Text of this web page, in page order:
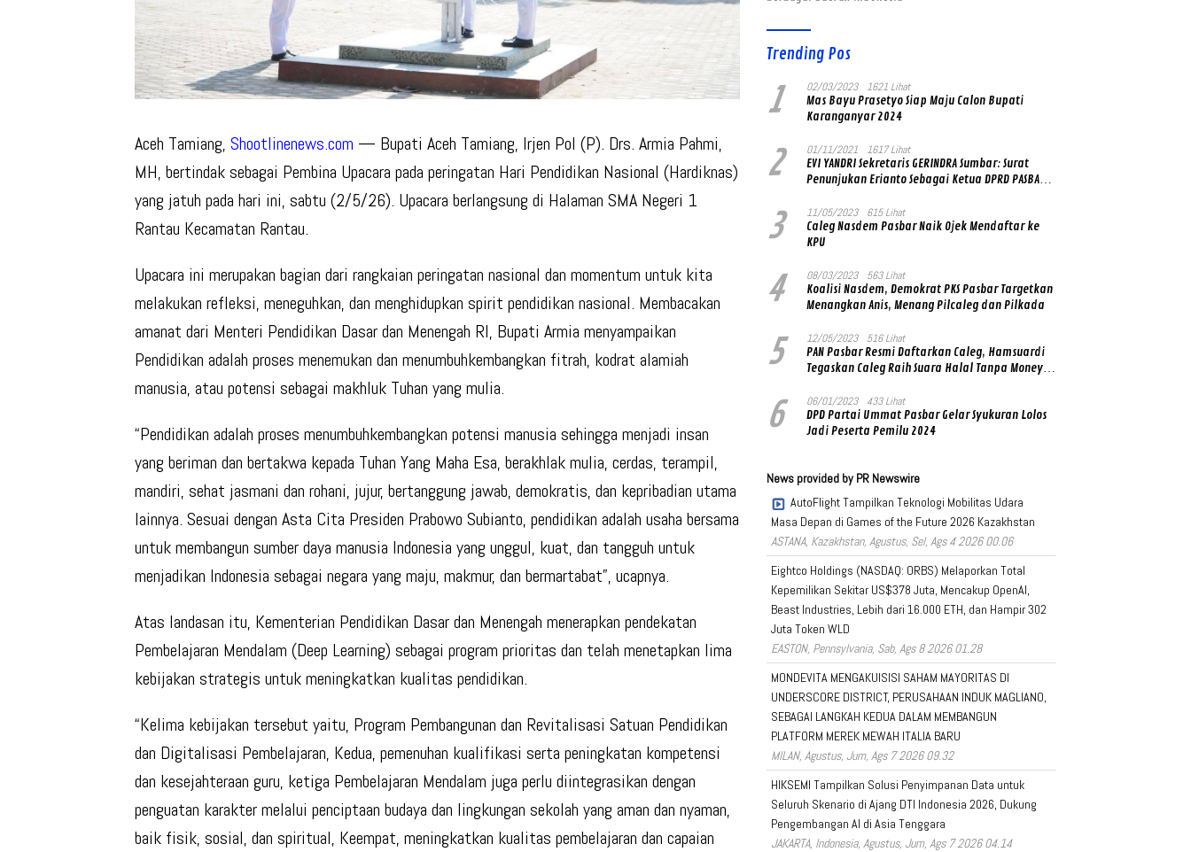
Aceh Tamiang, Shootlinenews.com — Bupati Aceh Tamiang, Irjen Pol (P). Drs. Armia Pahmi,
MH, bertindak sebagai Pembina Upacara pada peringatan Hari Pendidikan Nasional (Hardiknas)
yang jatuh pada hari ini, sabtu (2/5/26). Upacara berlangsung di Halaman SMA Negeri 1
Rantau Kecamatan Rantau.
Upacara ini merupakan bagian dari rangkaian peringatan nasional dan momentum untuk kita
melakukan refleksi, meneguhkan, dan menghidupkan spirit pendidikan nasional. Membacakan
amanat dari Menteri Pendidikan Dasar dan Menengah RI, Bupati Armia menyampaikan
Pendidikan adalah proses menemukan dan menumbuhkembangkan fitrah, kodrat alamiah
manusia, atau potensi sebagai makhluk Tuhan yang mulia.
“Pendidikan adalah proses menumbuhkembangkan potensi manusia sehingga menjadi insan
yang beriman dan bertakwa kepada Tuhan Yang Maha Esa, berakhlak mulia, cerdas, terampil,
mandiri, sehat jasmani dan rohani, jujur, bertanggung jawab, demokratis, dan kepribadian utama
lainnya. Sesuai dengan Asta Cita Presiden Prabowo Subianto, pendidikan adalah usaha bersama
untuk membangun sumber daya manusia Indonesia yang unggul, kuat, dan tangguh untuk
menjadikan Indonesia sebagai negara yang maju, makmur, dan bermartabat”, ucapnya.
Atas landasan itu, Kementerian Pendidikan Dasar dan Menengah menerapkan pendekatan
Pembelajaran Mendalam (Deep Learning) sebagai program prioritas dan telah menetapkan lima
kebijakan strategis untuk meningkatkan kualitas pendidikan.
“Kelima kebijakan tersebut yaitu, Program Pembangunan dan Revitalisasi Satuan Pendidikan
dan Digitalisasi Pembelajaran, Kedua, pemenuhan kualifikasi serta peningkatan kompetensi
dan kesejahteraan guru, ketiga Pembelajaran Mendalam juga perlu diintegrasikan dengan
penguatan karakter melalui penciptaan budaya dan lingkungan sekolah yang aman dan nyaman,
baik fisik, sosial, dan spiritual, Keempat, meningkatkan kualitas pembelajaran dan capaian
Trending Pos
1 02/03/2023 1621 Lihat
Mas Bayu Prasetyo Siap Maju Calon Bupati
Karanganyar 2024
2 01/11/2021 1617 Lihat
EVI YANDRI Sekretaris GERINDRA Sumbar: Surat
Penunjukan Erianto Sebagai Ketua DPRD PASBAR
Prabowo Subianto
3 11/05/2023 615 Lihat
Caleg Nasdem Pasbar Naik Ojek Mendaftar ke
KPU
4 08/03/2023 563 Lihat
Koalisi Nasdem, Demokrat PKS Pasbar Targetkan
Menangkan Anis, Menang Pilcaleg dan Pilkada
5 12/05/2023 516 Lihat
PAN Pasbar Resmi Daftarkan Caleg, Hamsuardi
Tegaskan Caleg Raih Suara Halal Tanpa Money
6 06/01/2023 433 Lihat
DPD Partai Ummat Pasbar Gelar Syukuran Lolos
Jadi Peserta Pemilu 2024
News provided by PR Newswire
AutoFlight Tampilkan Teknologi Mobilitas Udara
Masa Depan di Games of the Future 2026 Kazakhstan
ASTANA, Kazakhstan, Agustus, Sel, Ags 4 2026 00.06
Eightco Holdings (NASDAQ: ORBS) Melaporkan Total
Kepemilikan Sekitar US$378 Juta, Mencakup OpenAI,
Beast Industries, Lebih dari 16.000 ETH, dan Hampir 302
Juta Token WLD
EASTON, Pennsylvania, Sab, Ags 8 2026 01.28
MONDEVITA MENGAKUISISI SAHAM MAYORITAS DI
UNDERSCORE DISTRICT, PERUSAHAAN INDUK MAGLIANO,
SEBAGAI LANGKAH KEDUA DALAM MEMBANGUN
PLATFORM MEREK MEWAH ITALIA BARU
MILAN, Agustus, Jum, Ags 7 2026 09.32
HIKSEMI Tampilkan Solusi Penyimpanan Data untuk
Seluruh Skenario di Ajang DTI Indonesia 2026, Dukung
Pengembangan AI di Asia Tenggara
JAKARTA, Indonesia, Agustus, Jum, Ags 7 2026 04.14